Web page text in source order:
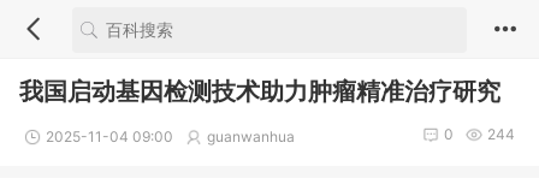
我国启动基因检测技术助力肿瘤精准治疗研究
2025-11-04 09:00 guanwanhua 244
0